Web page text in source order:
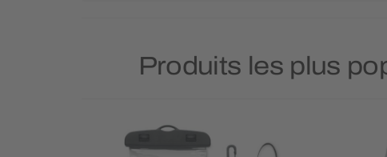
Produits les plus